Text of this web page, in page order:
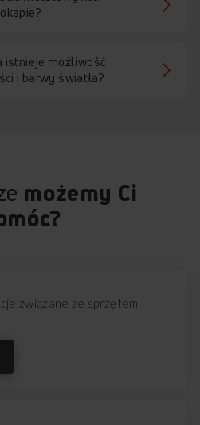
istnieje możliwość
i barwy światła?
możemy Ci
związane ze sprzętem